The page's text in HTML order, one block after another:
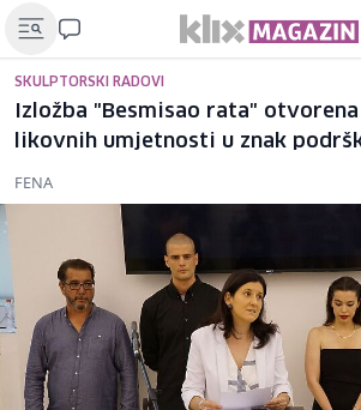
SKULPTORSKI RADOVI
Izložba "Besmisao rata"
likovnih umjetnosti u znak
FENA